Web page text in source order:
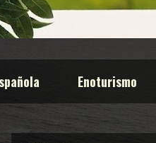
Enoturismo